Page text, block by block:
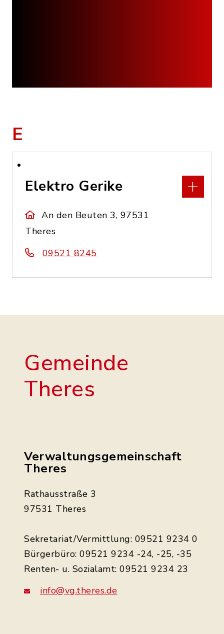
E
Elektro Gerike
An den Beuten 3, 97531
Theres
09521 8245
Gemeinde
Theres
Verwaltungsgemeinschaft
Theres
Rathausstraße 3
97531 Theres
Sekretariat/Vermittlung: 09521 9234 0
Bürgerbüro: 09521 9234 -24, -25, -35
Renten- u. Sozialamt: 09521 9234 23
info@vg.theres.de